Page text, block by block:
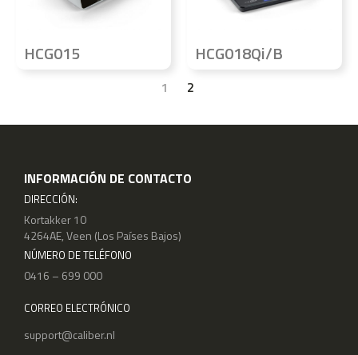
HCG015 HCG018Qi/B
1 2
INFORMACIÓN DE CONTACTO
DIRECCIÓN:
Kortakker 10
4264AE, Veen (Los Países Bajos)
NÚMERO DE TELÉFONO
0416 – 699 000
CORREO ELECTRÓNICO
support@caliber.nl